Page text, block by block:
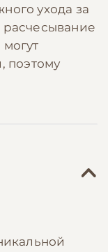
ухода за
поэтому